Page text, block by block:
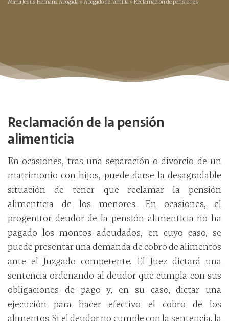
Reclamación de la pensión
alimenticia
En ocasiones, tras una separación o divorcio de un
matrimonio con hijos, puede darse la desagradable
situación de tener que reclamar la pensión
alimenticia de los menores. En ocasiones, el
progenitor deudor de la pensión alimenticia no ha
pagado los montos adeudados, en cuyo caso, se
puede presentar una demanda de cobro de alimentos
ante el Juzgado competente. El Juez dictará una
sentencia ordenando al deudor que cumpla con sus
obligaciones de pago y, en su caso, dictar una
ejecución para hacer efectivo el cobro de los
alimentos. Si el deudor no cumple con la sentencia, la